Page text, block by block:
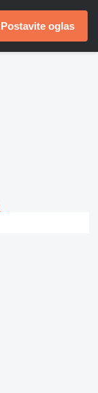
Postavite oglas